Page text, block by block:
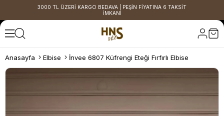
3000 TL ÜZERİ KARGO BEDAVA | PEŞİN FİYATINA 6 TAKSİT
İMKANI
Anasayfa Elbise İnvee 6807 Küfrengi Eteği Fırfırlı Elbise